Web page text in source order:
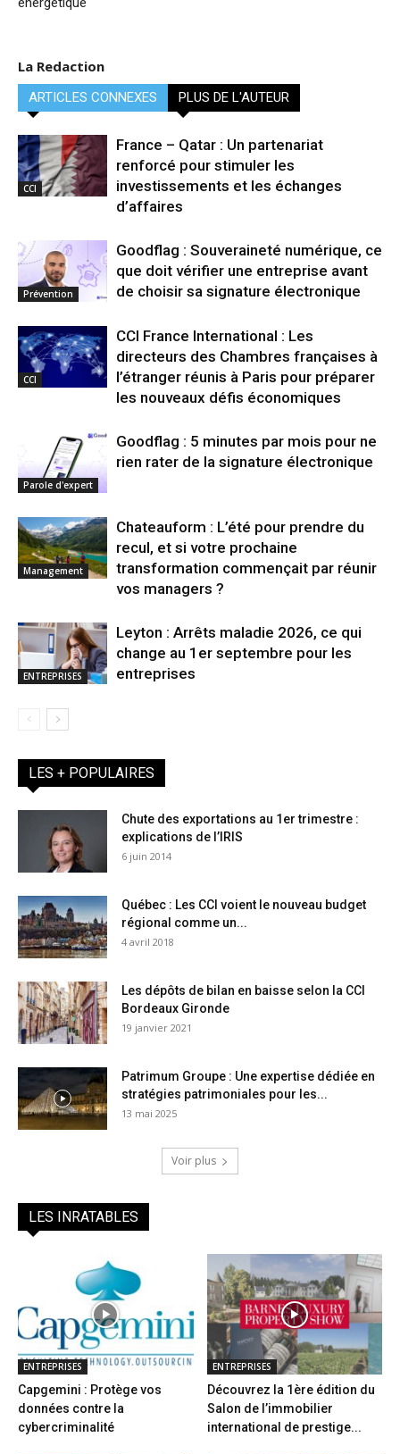
La Redaction
ARTICLES CONNEXES PLUS DE L'AUTEUR
CCI
France – Qatar : Un partenariat
renforcé pour stimuler les
investissements et les échanges
d’affaires
Prévention
Goodflag : Souveraineté numérique, ce
que doit vérifier une entreprise avant
de choisir sa signature électronique
CCI
CCI France International : Les
directeurs des Chambres françaises à
l’étranger réunis à Paris pour préparer
les nouveaux défis économiques
Parole d'expert
Goodflag : 5 minutes par mois pour ne
rien rater de la signature électronique
Management
Chateauform : L’été pour prendre du
recul, et si votre prochaine
transformation commençait par réunir
vos managers ?
ENTREPRISES
Leyton : Arrêts maladie 2026, ce qui
change au 1er septembre pour les
entreprises
LES + POPULAIRES
Chute des exportations au 1er trimestre :
explications de l’IRIS
6 juin 2014
Québec : Les CCI voient le nouveau budget
régional comme un...
4 avril 2018
Les dépôts de bilan en baisse selon la CCI
Bordeaux Gironde
19 janvier 2021
Patrimum Groupe : Une expertise dédiée en
stratégies patrimoniales pour les...
13 mai 2025
Voir plus
LES INRATABLES
ENTREPRISES
Capgemini : Protège vos
données contre la
cybercriminalité
ENTREPRISES
Découvrez la 1ère édition du
Salon de l’immobilier
international de prestige...